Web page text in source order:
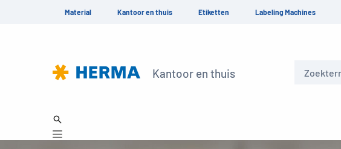
Material Kantoor en thuis Etiketten Labeling Machines
Kantoor en thuis